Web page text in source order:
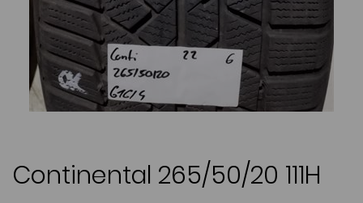
Continental 265/50/20 111H